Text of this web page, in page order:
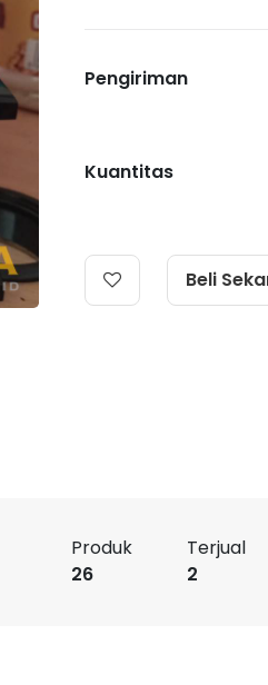
Pengiriman
Kuantitas
Beli
Produk
26
Terjual
2